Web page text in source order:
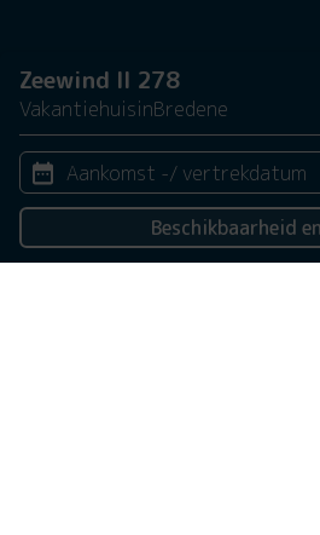
Zeewind II 278
VakantiehuisinBredene
Aankomst -/ vertrekdatum
2 personenBeschikbaarheid